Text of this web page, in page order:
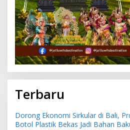
Terbaru
Dorong Ekonomi Sirkular di Bali,
Botol Plastik Bekas Jadi Bahan